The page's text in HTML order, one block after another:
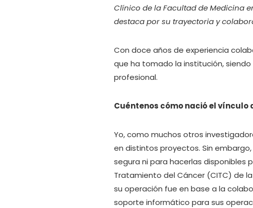
Clínico de la Facultad de Medicina
destaca por su trayectoria y
Con doce años de experiencia
que ha tomado la institución,
profesional.
Cuéntenos cómo nació el vínculo
Yo, como muchos otros
en distintos proyectos. Sin
segura ni para hacerlas disponibles
Tratamiento del Cáncer (CITC) de la
su operación fue en base a la
soporte informático para sus